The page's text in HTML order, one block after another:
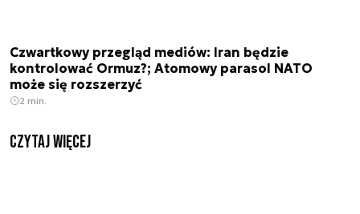
Czwartkowy przegląd mediów: Iran będzie
kontrolować Ormuz?; Atomowy parasol NATO
może się rozszerzyć
2 min.
czytaj więcej